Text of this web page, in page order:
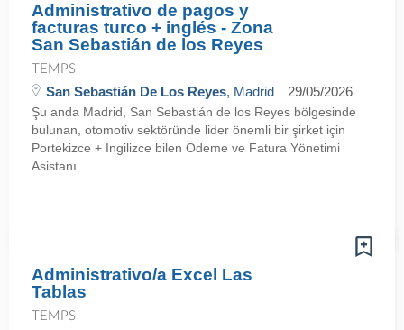
Administrativo de pagos y
facturas turco + inglés - Zona
San Sebastián de los Reyes
TEMPS
San Sebastián De Los Reyes, Madrid 29/05/2026
Şu anda Madrid, San Sebastián de los Reyes bölgesinde
bulunan, otomotiv sektöründe lider önemli bir şirket için
Portekizce + İngilizce bilen Ödeme ve Fatura Yönetimi
Asistanı ...
Administrativo/a Excel Las
Tablas
TEMPS